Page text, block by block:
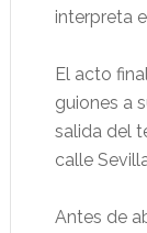
interpreta
El acto
guiones a
salida del
calle
Antes de